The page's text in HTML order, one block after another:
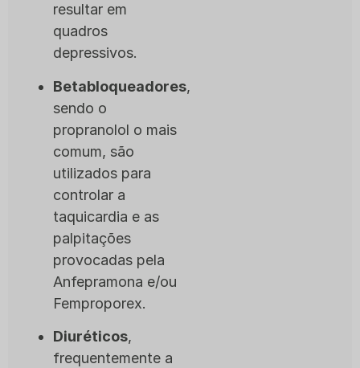
resultar em
quadros
depressivos.
Betabloqueadores,
sendo o
propranolol o mais
comum, são
utilizados para
controlar a
taquicardia e as
palpitações
provocadas pela
Anfepramona e/ou
Femproporex.
Diuréticos,
frequentemente a